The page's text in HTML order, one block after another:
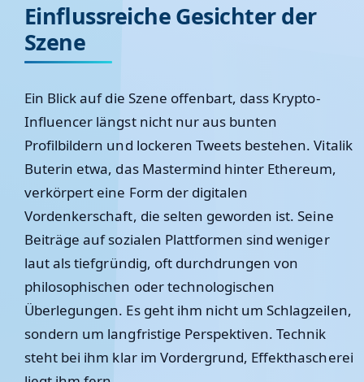
Einflussreiche Gesichter der
Szene
Ein Blick auf die Szene offenbart, dass Krypto-
Influencer längst nicht nur aus bunten
Profilbildern und lockeren Tweets bestehen. Vitalik
Buterin etwa, das Mastermind hinter Ethereum,
verkörpert eine Form der digitalen
Vordenkerschaft, die selten geworden ist. Seine
Beiträge auf sozialen Plattformen sind weniger
laut als tiefgründig, oft durchdrungen von
philosophischen oder technologischen
Überlegungen. Es geht ihm nicht um Schlagzeilen,
sondern um langfristige Perspektiven. Technik
steht bei ihm klar im Vordergrund, Effekthascherei